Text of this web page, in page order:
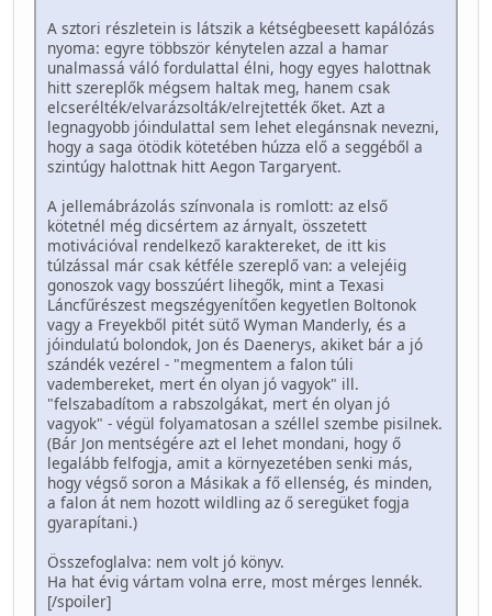
A sztori részletein is látszik a kétségbeesett kapálózás
nyoma: egyre többször kénytelen azzal a hamar
unalmassá váló fordulattal élni, hogy egyes halottnak
hitt szereplők mégsem haltak meg, hanem csak
elcserélték/elvarázsolták/elrejtették őket. Azt a
legnagyobb jóindulattal sem lehet elegánsnak nevezni,
hogy a saga ötödik kötetében húzza elő a seggéből a
szintúgy halottnak hitt Aegon Targaryent.
A jellemábrázolás színvonala is romlott: az első
kötetnél még dicsértem az árnyalt, összetett
motivációval rendelkező karaktereket, de itt kis
túlzással már csak kétféle szereplő van: a velejéig
gonoszok vagy bosszúért lihegők, mint a Texasi
Láncfűrészest megszégyenítően kegyetlen Boltonok
vagy a Freyekből pitét sütő Wyman Manderly, és a
jóindulatú bolondok, Jon és Daenerys, akiket bár a jó
szándék vezérel - "megmentem a falon túli
vadembereket, mert én olyan jó vagyok" ill.
"felszabadítom a rabszolgákat, mert én olyan jó
vagyok" - végül folyamatosan a széllel szembe pisilnek.
(Bár Jon mentségére azt el lehet mondani, hogy ő
legalább felfogja, amit a környezetében senki más,
hogy végső soron a Másikak a fő ellenség, és minden,
a falon át nem hozott wildling az ő seregüket fogja
gyarapítani.)
Összefoglalva: nem volt jó könyv.
Ha hat évig vártam volna erre, most mérges lennék.
[/spoiler]